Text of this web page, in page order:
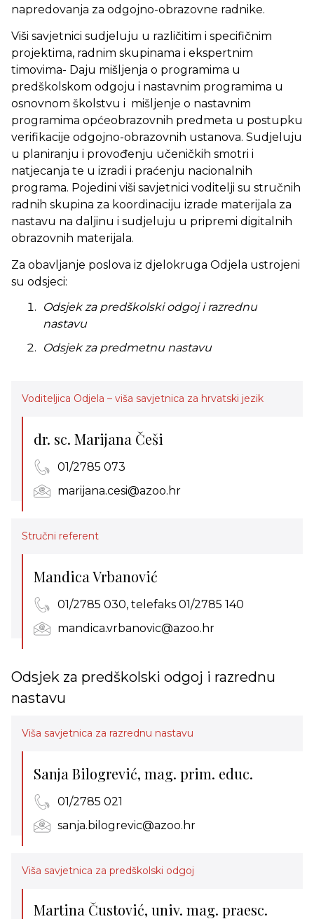
napredovanja za odgojno-obrazovne radnike.
Viši savjetnici sudjeluju u različitim i specifičnim
projektima, radnim skupinama i ekspertnim
timovima- Daju mišljenja o programima u
predškolskom odgoju i nastavnim programima u
osnovnom školstvu i mišljenje o nastavnim
programima općeobrazovnih predmeta u postupku
verifikacije odgojno-obrazovnih ustanova. Sudjeluju
u planiranju i provođenju učeničkih smotri i
natjecanja te u izradi i praćenju nacionalnih
programa. Pojedini viši savjetnici voditelji su stručnih
radnih skupina za koordinaciju izrade materijala za
nastavu na daljinu i sudjeluju u pripremi digitalnih
obrazovnih materijala.
Za obavljanje poslova iz djelokruga Odjela ustrojeni
su odsjeci:
Odsjek za predškolski odgoj i razrednu
nastavu
Odsjek za predmetnu nastavu
Voditeljica Odjela – viša savjetnica za hrvatski jezik
dr. sc. Marijana Češi
01/2785 073
marijana.cesi@azoo.hr
Stručni referent
Mandica Vrbanović
01/2785 030, telefaks 01/2785 140
mandica.vrbanovic@azoo.hr
Odsjek za predškolski odgoj i razrednu
nastavu
Viša savjetnica za razrednu nastavu
Sanja Bilogrević, mag. prim. educ.
01/2785 021
sanja.bilogrevic@azoo.hr
Viša savjetnica za predškolski odgoj
Martina Čustović, univ. mag. praesc.